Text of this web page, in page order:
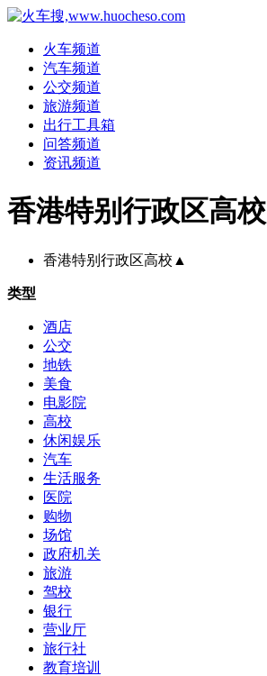
火车频道
汽车频道
公交频道
旅游频道
出行工具箱
问答频道
资讯频道
香港特别行政区高校
香港特别行政区高校 ▲
类型
酒店
公交
地铁
美食
电影院
高校
休闲娱乐
汽车
生活服务
医院
购物
场馆
政府机关
旅游
驾校
银行
营业厅
旅行社
教育培训